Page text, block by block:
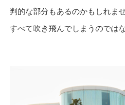
判的な部分もあるのかもしれま
すべて吹き飛んでしまうのでは